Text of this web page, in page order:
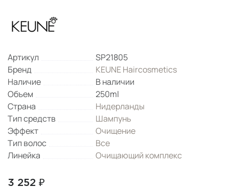
Артикул
SP21805
Бренд
KEUNE Haircosmetics
Наличие
В наличии
Объем
250ml
Страна
Нидерланды
Тип средств
Шампунь
Эффект
Очищение
Тип волос
Все
Линейка
Очищающий комплекс
3 252 ₽